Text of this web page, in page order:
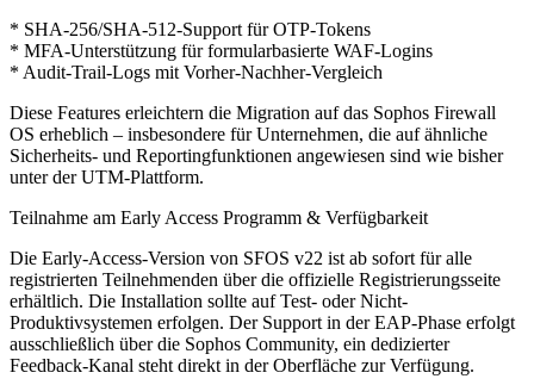
* SHA-256/SHA-512-Support für OTP-Tokens
* MFA-Unterstützung für formularbasierte WAF-Logins
* Audit-Trail-Logs mit Vorher-Nachher-Vergleich
Diese Features erleichtern die Migration auf das Sophos Firewall
OS erheblich – insbesondere für Unternehmen, die auf ähnliche
Sicherheits- und Reportingfunktionen angewiesen sind wie bisher
unter der UTM-Plattform.
Teilnahme am Early Access Programm & Verfügbarkeit
Die Early-Access-Version von SFOS v22 ist ab sofort für alle
registrierten Teilnehmenden über die offizielle Registrierungsseite
erhältlich. Die Installation sollte auf Test- oder Nicht-
Produktivsystemen erfolgen. Der Support in der EAP-Phase erfolgt
ausschließlich über die Sophos Community, ein dedizierter
Feedback-Kanal steht direkt in der Oberfläche zur Verfügung.